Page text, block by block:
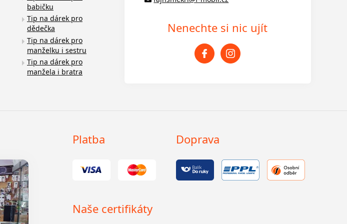
babičku
Tip na dárek pro
dědečka
Tip na dárek pro
manželku i sestru
Tip na dárek pro
manžela i bratra
Nenechte si nic ujít
Platba Doprava
Naše certifikáty